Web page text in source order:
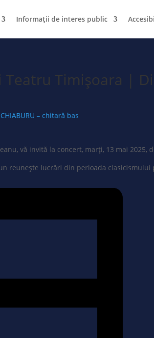
Informații de interes public
Timișoara |
– chitară bas
vă invită la concert, marți, 13 mai 2025,
lucrări din perioada clasicismului